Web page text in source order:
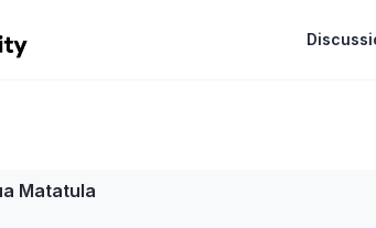
Matatula